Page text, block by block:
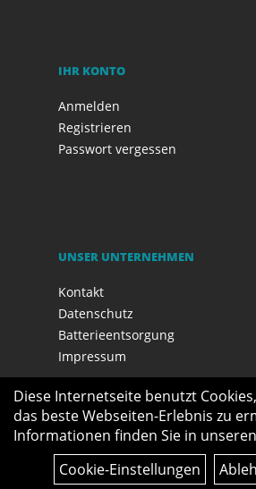
IHR KONTO
Anmelden
Registrieren
Passwort vergessen
UNSER UNTERNEHMEN
Kontakt
Datenschutz
Batterieentsorgung
Impressum
Diese Internetseite benutzt
das beste Webseiten-Erlebnis zu
Informationen finden Sie in unseren
Cookie-Einstellungen